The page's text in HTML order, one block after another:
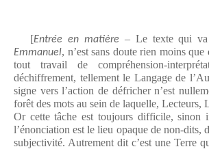
[Entrée en matière – Le texte qui va
Emmanuel, n’est sans doute rien moins
tout travail de compréhension-
déchiffrement, tellement le Langage de
signe vers l’action de défricher n’est
forêt des mots au sein de laquelle, Lecteurs,
Or cette tâche est toujours difficile,
l’énonciation est le lieu opaque de non-dits,
subjectivité. Autrement dit c’est une Terre